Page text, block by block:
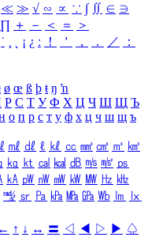
≪ ≫ √ ∽ ∝ ∵ ∫ ∬ ∈ ∋
∏ ＋ － ＜ ＝
＞
˙ ¸ ¡ ¿ ː ！ ＇ ， ． ／
：
ø œ ß þ ŧ ŋ ŉ
Р С Т У Ф Х Ц Ч Ш Щ Ъ
о п р с т у ф х ц ч ш щ ъ
㎖ ㎗ ℓ ㎘ ㏄ ㎣ ㎤ ㎥ ㎦
㎏ ㏏ ㎈ ㎉ ㏈ ㎧ ㎨ ㎰
㎄ ㎺ ㎻ ㎽ ㎾ ㎿ ㎐ ㎑
㎯ ㏛ ㎩ ㎪ ㎫ ㎬ ㏝ ㏐
㏓
← ↑ ↓ ↔ 〓 ◁ ◀ ▷ ▶ ♤